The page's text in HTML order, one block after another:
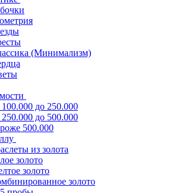
(Минимализм)
100.000 до 250.000
250.000 до 500.000
500.000
из золота
золото
золото
золото